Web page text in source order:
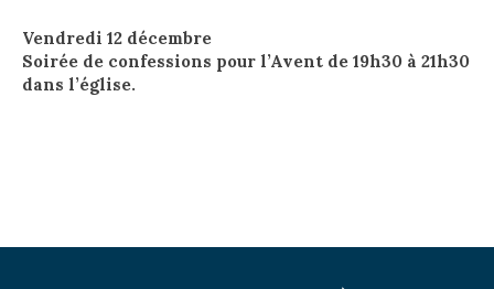
Vendredi 12 décembre
Soirée de confessions pour l’Avent de 19h30 à 21h30
dans l’église.